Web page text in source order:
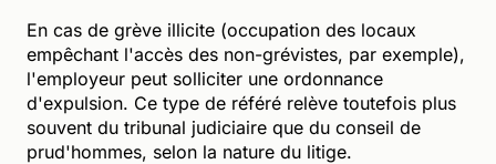
En cas de grève illicite (occupation des locaux
empêchant l'accès des non-grévistes, par exemple),
l'employeur peut solliciter une ordonnance
d'expulsion. Ce type de référé relève toutefois plus
souvent du tribunal judiciaire que du conseil de
prud'hommes, selon la nature du litige.